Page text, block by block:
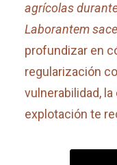
agrícolas
Laborantem
profundizar en
regularización
vulnerabilidad,
explotación te